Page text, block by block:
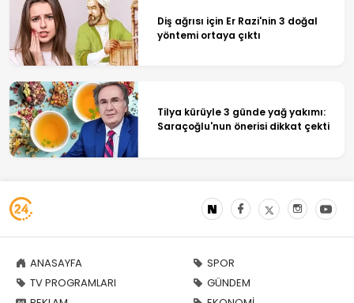
Diş ağrısı için Er Razi'nin 3 doğal
yöntemi ortaya çıktı
Tilya kürüyle 3 günde yağ yakımı:
Saraçoğlu'nun önerisi dikkat çekti
ANASAYFA
TV PROGRAMLARI
SPOR
GÜNDEM